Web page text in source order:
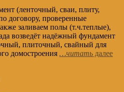
(ленточный, сваи, плиту,
договору, проверенные
заливаем полы (т.ч.теплые),
возведёт надёжный фундамент
плиточный, свайный для
домостроения …читать далее